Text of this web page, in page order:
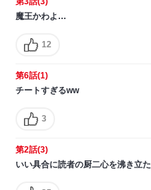
魔王かわよ…
12
第6話(1)
チートすぎるww
3
第2話(3)
いい具合に読者の厨二心を沸き立